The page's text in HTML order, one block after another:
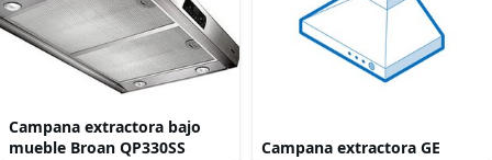
Campana extractora bajo
mueble Broan QP330SS
Campana extractora GE